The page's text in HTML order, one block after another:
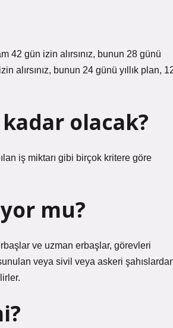
42 gün izin alırsınız, bunun 28 günü
alırsınız, bunun 24 günü yıllık plan,
olacak?
iş miktarı gibi birçok kritere göre
mu?
ve uzman erbaşlar, görevleri
veya sivil veya askeri